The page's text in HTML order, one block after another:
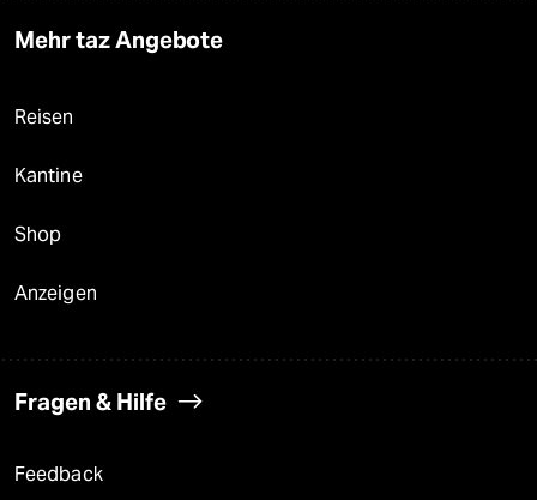
Mehr taz Angebote
Reisen
Kantine
Shop
Anzeigen
Fragen & Hilfe
Feedback